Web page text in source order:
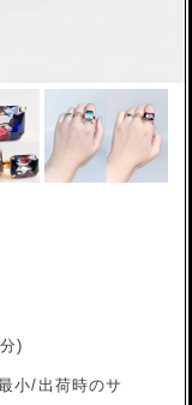
)
小/出荷時のサ